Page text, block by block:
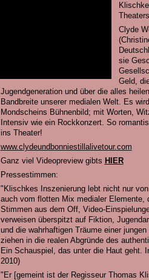
Clyde
sie
Geld,
Jugendgeneration und über die alles
Bandbreite unserer medialen Welt. Es
Mondscheins Bühnenbild; mit Worten,
Intensiv wie ein Rockkonzert. So
ins Theater!
www.clydeundbonniestillalivetour.com
Ganz viel Videopreview gibts HIER
Pressestimmen:
"Klischkes Inszenierung lebt nicht nur
auch vom flotten Mix medialer
Stimmen aus dem Off, Video-
verweisen überspitzt auf Fiktion,
und die wahrhaftigen Träume einer
ziehen in die realen Abgründe des
Ein Schauspiel, das unter die Haut geht.
2010)
"Er [gemeint ist der Regisseur Thomas